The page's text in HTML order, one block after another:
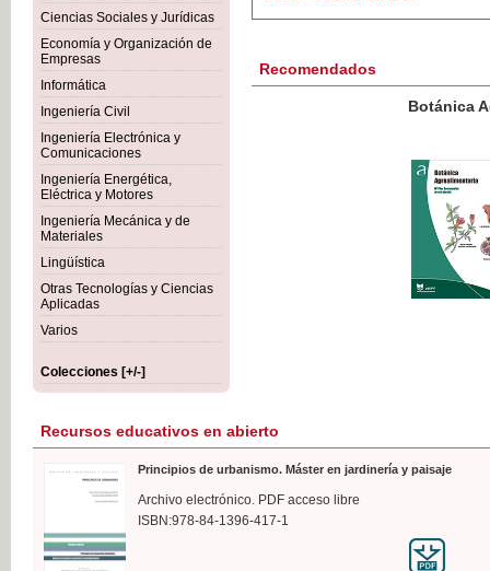
Ciencias Sociales y Jurídicas
Economía y Organización de
Empresas
Informática
Ingeniería Civil
Ingeniería Electrónica y
Comunicaciones
Ingeniería Energética,
Eléctrica y Motores
Ingeniería Mecánica y de
Materiales
Lingüística
Otras Tecnologías y Ciencias
Aplicadas
Varios
Colecciones [+/-]
Recomendados
Botánica Agroalimentaria
IVA
Recursos educativos en abierto
Principios de urbanismo. Máster en jardinería y paisaje
Archivo electrónico. PDF acceso libre
ISBN:978-84-1396-417-1